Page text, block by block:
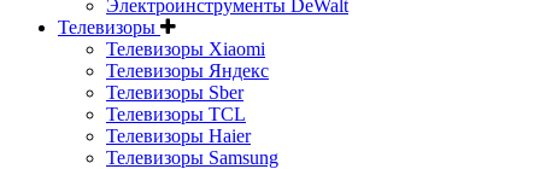
Электроинструменты DeWalt
Телевизоры
Телевизоры Xiaomi
Телевизоры Яндекс
Телевизоры Sber
Телевизоры TCL
Телевизоры Haier
Телевизоры Samsung